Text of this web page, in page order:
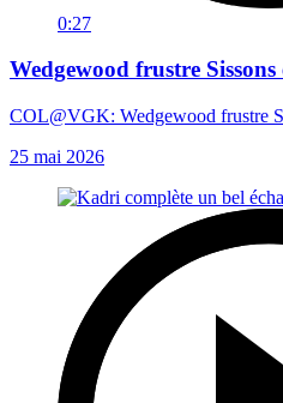
0:27
Wedgewood frustre Sissons
COL@VGK: Wedgewood frustre
25 mai 2026